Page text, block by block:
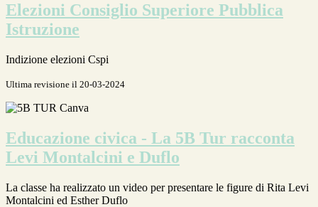
Elezioni Consiglio Superiore Pubblica
Istruzione
Indizione elezioni Cspi
Ultima revisione il 20-03-2024
Educazione civica - La 5B Tur racconta
Levi Montalcini e Duflo
La classe ha realizzato un video per presentare le figure di Rita Levi
Montalcini ed Esther Duflo